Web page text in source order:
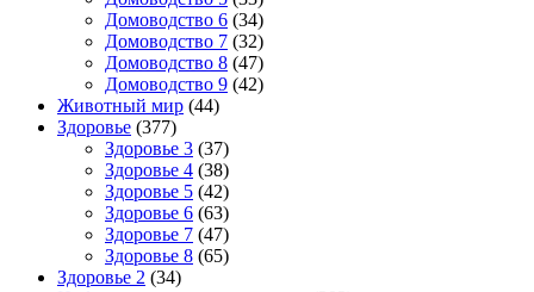
Домоводство 6 (34)
Домоводство 7 (32)
Домоводство 8 (47)
Домоводство 9 (42)
Животный мир (44)
Здоровье (377)
Здоровье 3 (37)
Здоровье 4 (38)
Здоровье 5 (42)
Здоровье 6 (63)
Здоровье 7 (47)
Здоровье 8 (65)
Здоровье 2 (34)